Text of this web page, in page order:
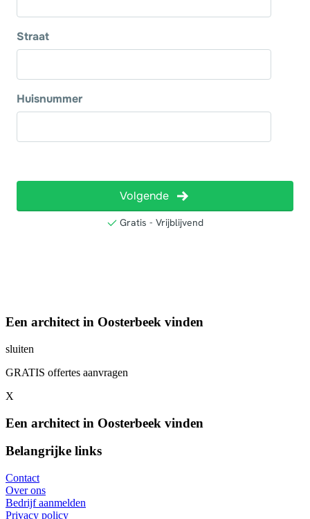
Een architect in Oosterbeek vinden
sluiten
GRATIS offertes aanvragen
X
Een architect in Oosterbeek vinden
Belangrijke links
Contact
Over ons
Bedrijf aanmelden
Privacy policy